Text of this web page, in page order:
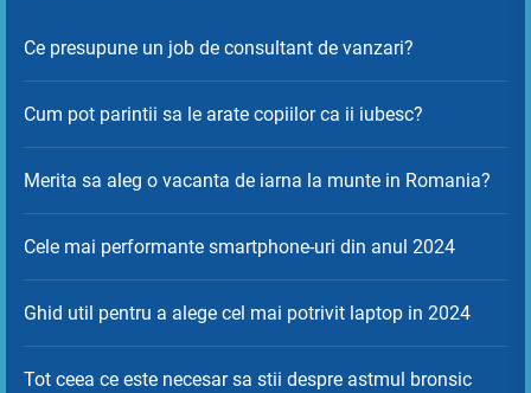
Ce presupune un job de consultant de vanzari?
Cum pot parintii sa le arate copiilor ca ii iubesc?
Merita sa aleg o vacanta de iarna la munte in Romania?
Cele mai performante smartphone-uri din anul 2024
Ghid util pentru a alege cel mai potrivit laptop in 2024
Tot ceea ce este necesar sa stii despre astmul bronsic